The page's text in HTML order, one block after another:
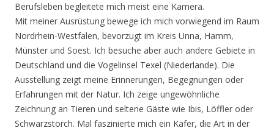
Berufsleben begleitete mich meist eine Kamera.
Mit meiner Ausrüstung bewege ich mich vorwiegend im Raum
Nordrhein-Westfalen, bevorzugt im Kreis Unna, Hamm,
Münster und Soest. Ich besuche aber auch andere Gebiete in
Deutschland und die Vogelinsel Texel (Niederlande). Die
Ausstellung zeigt meine Erinnerungen, Begegnungen oder
Erfahrungen mit der Natur. Ich zeige ungewöhnliche
Zeichnung an Tieren und seltene Gäste wie Ibis, Löffler oder
Schwarzstorch. Mal faszinierte mich ein Käfer, die Art in der